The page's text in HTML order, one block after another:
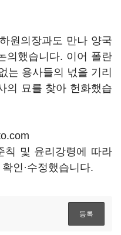
원의장과도 만나 양국
의했습니다. 이어 폴란
는 용사들의 넋을 기리
의 묘를 찾아 헌화했습
칙 및 윤리강령에 따라
인·수정했습니다.